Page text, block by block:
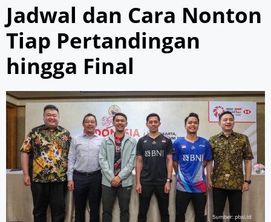
Jadwal dan Cara Nonton
Tiap Pertandingan
hingga Final